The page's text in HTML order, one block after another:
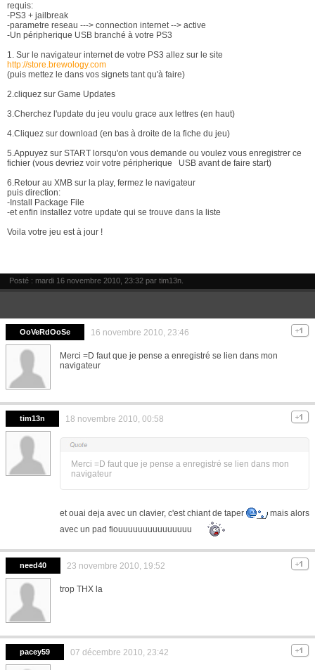
requis:
-PS3 + jailbreak
-parametre reseau ---> connection internet --> active
-Un péripherique USB branché à votre PS3
1. Sur le navigateur internet de votre PS3 allez sur le site
http://store.brewology.com
(puis mettez le dans vos signets tant qu'à faire)
2.cliquez sur Game Updates
3.Cherchez l'update du jeu voulu grace aux lettres (en haut)
4.Cliquez sur download (en bas à droite de la fiche du jeu)
5.Appuyez sur START lorsqu'on vous demande ou voulez vous enregistrer ce
fichier (vous devriez voir votre péripherique USB avant de faire start)
6.Retour au XMB sur la play, fermez le navigateur
puis direction:
-Install Package File
-et enfin installez votre update qui se trouve dans la liste
Voila votre jeu est à jour !
Posté : mardi 16 novembre 2010, 23:32 par tim13n
OoVeRdOoSe 16 novembre 2010, 23:46
Merci =D faut que je pense a enregistré se lien dans mon
navigateur
tim13n 18 novembre 2010, 00:58
Merci =D faut que je pense a enregistré se lien dans mon
navigateur
et ouai deja avec un clavier, c'est chiant de taper
mais alors
avec un pad fiouuuuuuuuuuuuuuu
need40 23 novembre 2010, 19:52
trop THX la
pacey59 07 décembre 2010, 23:42